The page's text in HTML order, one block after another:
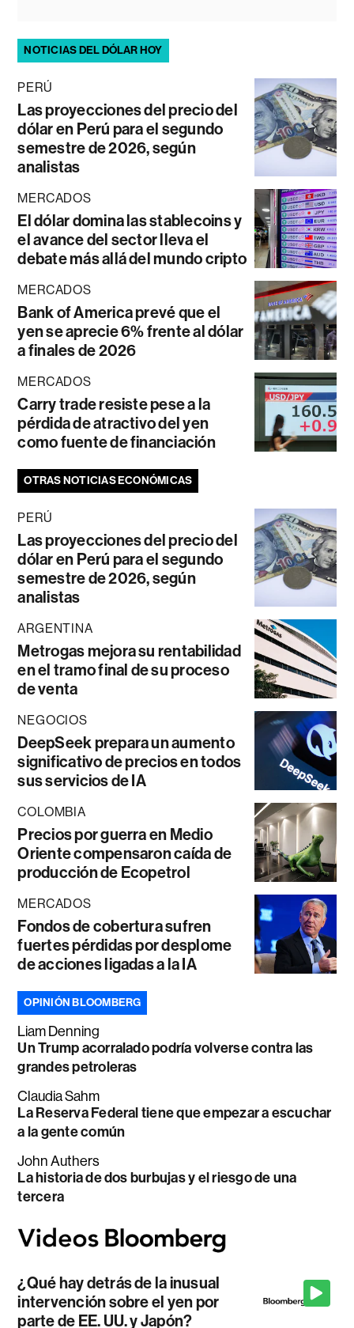
NOTICIAS DEL DÓLAR HOY
PERÚ
Las proyecciones del precio del
dólar en Perú para el segundo
semestre de 2026, según
analistas
MERCADOS
El dólar domina las stablecoins y
el avance del sector lleva el
debate más allá del mundo cripto
MERCADOS
Bank of America prevé que el
yen se aprecie 6% frente al dólar
a finales de 2026
MERCADOS
Carry trade resiste pese a la
pérdida de atractivo del yen
como fuente de financiación
OTRAS NOTICIAS ECONÓMICAS
PERÚ
Las proyecciones del precio del
dólar en Perú para el segundo
semestre de 2026, según
analistas
ARGENTINA
Metrogas mejora su rentabilidad
en el tramo final de su proceso
de venta
NEGOCIOS
DeepSeek prepara un aumento
significativo de precios en todos
sus servicios de IA
COLOMBIA
Precios por guerra en Medio
Oriente compensaron caída de
producción de Ecopetrol
MERCADOS
Fondos de cobertura sufren
fuertes pérdidas por desplome
de acciones ligadas a la IA
OPINIÓN BLOOMBERG
Liam Denning
Un Trump acorralado podría volverse contra las
grandes petroleras
Claudia Sahm
La Reserva Federal tiene que empezar a escuchar
a la gente común
John Authers
La historia de dos burbujas y el riesgo de una
tercera
¿Qué hay detrás de la inusual
intervención sobre el yen por
parte de EE. UU. y Japón?